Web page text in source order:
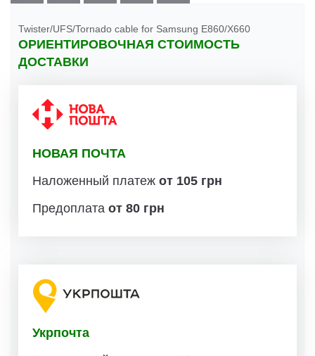
Twister/UFS/Tornado cable for Samsung E860/X660
ОРИЕНТИРОВОЧНАЯ СТОИМОСТЬ
ДОСТАВКИ
НОВАЯ ПОЧТА
Наложенный платеж от 105 грн
Предоплата от 80 грн
Укрпочта